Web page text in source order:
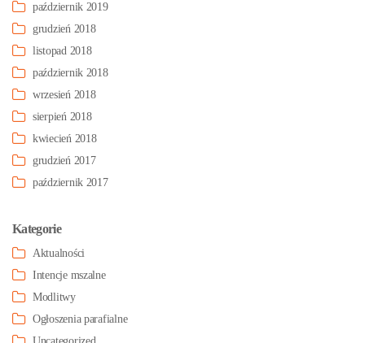
październik 2019
grudzień 2018
listopad 2018
październik 2018
wrzesień 2018
sierpień 2018
kwiecień 2018
grudzień 2017
październik 2017
Kategorie
Aktualności
Intencje mszalne
Modlitwy
Ogłoszenia parafialne